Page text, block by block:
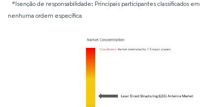
*Isenção de responsabilidade: Principais participantes classificados em
nenhuma ordem específica